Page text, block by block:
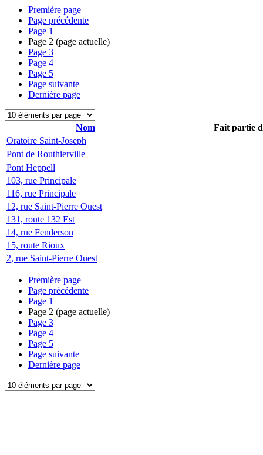
Première page
Page précédente
Page 1
Page 2 (page actuelle)
Page 3
Page 4
Page 5
Page suivante
Dernière page
Nom
Fait partie
Oratoire Saint-Joseph
Pont de Routhierville
Pont Heppell
103, rue Principale
116, rue Principale
12, rue Saint-Pierre Ouest
131, route 132 Est
14, rue Fenderson
15, route Rioux
2, rue Saint-Pierre Ouest
Première page
Page précédente
Page 1
Page 2 (page actuelle)
Page 3
Page 4
Page 5
Page suivante
Dernière page